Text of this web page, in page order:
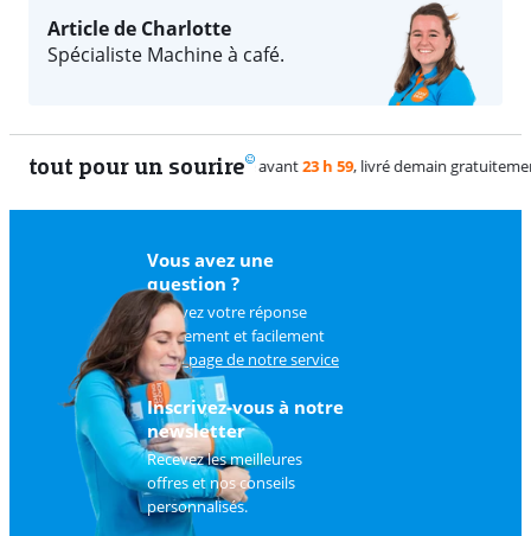
Article de Charlotte
Spécialiste Machine à café.
tout pour un sourire 11 vrais
Vous avez une
question ?
Trouvez votre réponse
rapidement et facilement
surla page de notre service
client.
Inscrivez-vous à notre
newsletter
Recevez les meilleures
offres et nos conseils
personnalisés.